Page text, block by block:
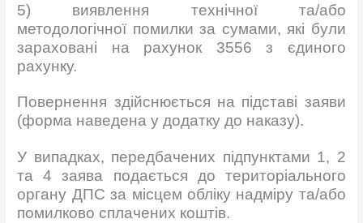
5) виявлення технічної та/або
методологічної помилки за сумами, які були
зараховані на рахунок 3556 з єдиного
рахунку.
Повернення здійснюється на підставі заяви
(форма наведена у додатку до наказу).
У випадках, передбачених підпунктами 1, 2
та 4 заява подається до територіального
органу ДПС за місцем обліку надміру та/або
помилково сплачених коштів.